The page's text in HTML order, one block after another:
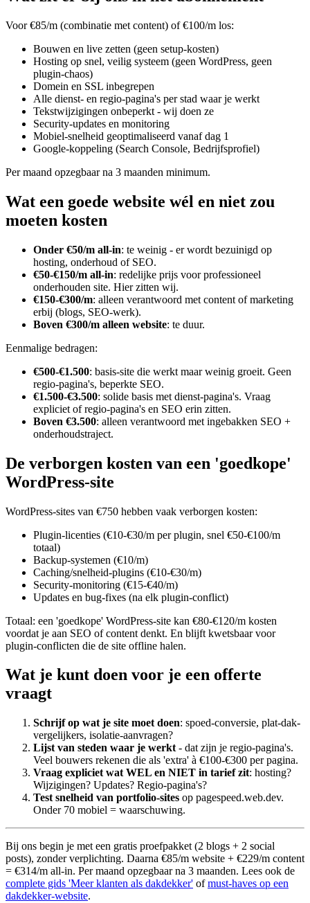
Voor €85/m (combinatie met content) of €100/m los:
Bouwen en live zetten (geen setup-kosten)
Hosting op snel, veilig systeem (geen WordPress, geen
plugin-chaos)
Domein en SSL inbegrepen
Alle dienst- en regio-pagina's per stad waar je werkt
Tekstwijzigingen onbeperkt - wij doen ze
Security-updates en monitoring
Mobiel-snelheid geoptimaliseerd vanaf dag 1
Google-koppeling (Search Console, Bedrijfsprofiel)
Per maand opzegbaar na 3 maanden minimum.
Wat een goede website wél en niet zou
moeten kosten
Onder €50/m all-in: te weinig - er wordt bezuinigd op
hosting, onderhoud of SEO.
€50-€150/m all-in: redelijke prijs voor professioneel
onderhouden site. Hier zitten wij.
€150-€300/m: alleen verantwoord met content of marketing
erbij (blogs, SEO-werk).
Boven €300/m alleen website: te duur.
Eenmalige bedragen:
€500-€1.500: basis-site die werkt maar weinig groeit. Geen
regio-pagina's, beperkte SEO.
€1.500-€3.500: solide basis met dienst-pagina's. Vraag
expliciet of regio-pagina's en SEO erin zitten.
Boven €3.500: alleen verantwoord met ingebakken SEO +
onderhoudstraject.
De verborgen kosten van een 'goedkope'
WordPress-site
WordPress-sites van €750 hebben vaak verborgen kosten:
Plugin-licenties (€10-€30/m per plugin, snel €50-€100/m
totaal)
Backup-systemen (€10/m)
Caching/snelheid-plugins (€10-€30/m)
Security-monitoring (€15-€40/m)
Updates en bug-fixes (na elk plugin-conflict)
Totaal: een 'goedkope' WordPress-site kan €80-€120/m kosten
voordat je aan SEO of content denkt. En blijft kwetsbaar voor
plugin-conflicten die de site offline halen.
Wat je kunt doen voor je een offerte
vraagt
Schrijf op wat je site moet doen: spoed-conversie, plat-dak-
vergelijkers, isolatie-aanvragen?
Lijst van steden waar je werkt - dat zijn je regio-pagina's.
Veel bouwers rekenen die als 'extra' à €100-€300 per pagina.
Vraag expliciet wat WEL en NIET in tarief zit: hosting?
Wijzigingen? Updates? Regio-pagina's?
Test snelheid van portfolio-sites op pagespeed.web.dev.
Onder 70 mobiel = waarschuwing.
Bij ons begin je met een gratis proefpakket (2 blogs + 2 social
posts), zonder verplichting. Daarna €85/m website + €229/m content
= €314/m all-in. Per maand opzegbaar na 3 maanden. Lees ook de
complete gids 'Meer klanten als dakdekker' ofmust-haves op een
dakdekker-website.